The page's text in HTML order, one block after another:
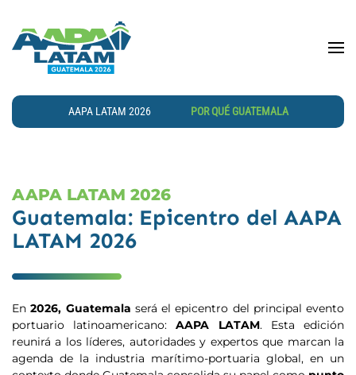
Skip to main content
AAPA LATAM 2026 POR QUÉ GUATEMALA
AAPA LATAM 2026
Guatemala: Epicentro del AAPA
LATAM 2026
En2026, Guatemala será el epicentro del principal evento
portuario latinoamericano:AAPA LATAM. Esta edición
reunirá a los líderes, autoridades y expertos que marcan la
agenda de la industria marítimo-portuaria global, en un